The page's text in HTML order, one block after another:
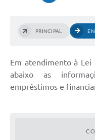
PRINCIPAL
Em atendimento à Lei
abaixo as
empréstimos e